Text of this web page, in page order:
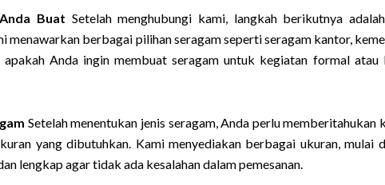
Buat Setelah menghubungi kami, langkah berikutnya
menawarkan berbagai pilihan seragam seperti seragam kantor,
Anda ingin membuat seragam untuk kegiatan formal atau
Setelah menentukan jenis seragam, Anda perlu memberitahukan
yang dibutuhkan. Kami menyediakan berbagai ukuran, mulai
lengkap agar tidak ada kesalahan dalam pemesanan.